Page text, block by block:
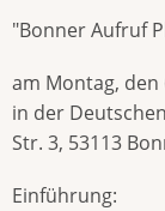
"Bonner Aufruf
am Montag, den
in der
Str. 3, 53113
Einführung: